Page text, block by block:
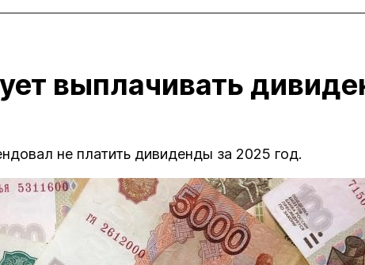
выплачивать
не платить дивиденды за 2025 год.